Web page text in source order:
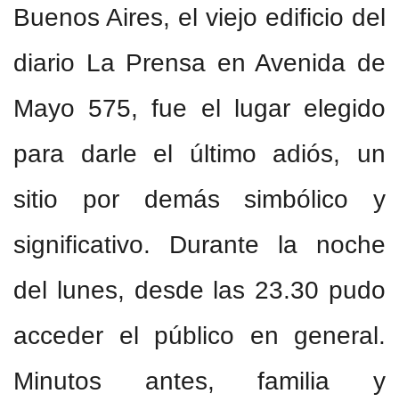
Buenos Aires, el viejo edificio del
diario La Prensa en Avenida de
Mayo 575, fue el lugar elegido
para darle el último adiós, un
sitio por demás simbólico y
significativo. Durante la noche
del lunes, desde las 23.30 pudo
acceder el público en general.
Minutos antes, familia y